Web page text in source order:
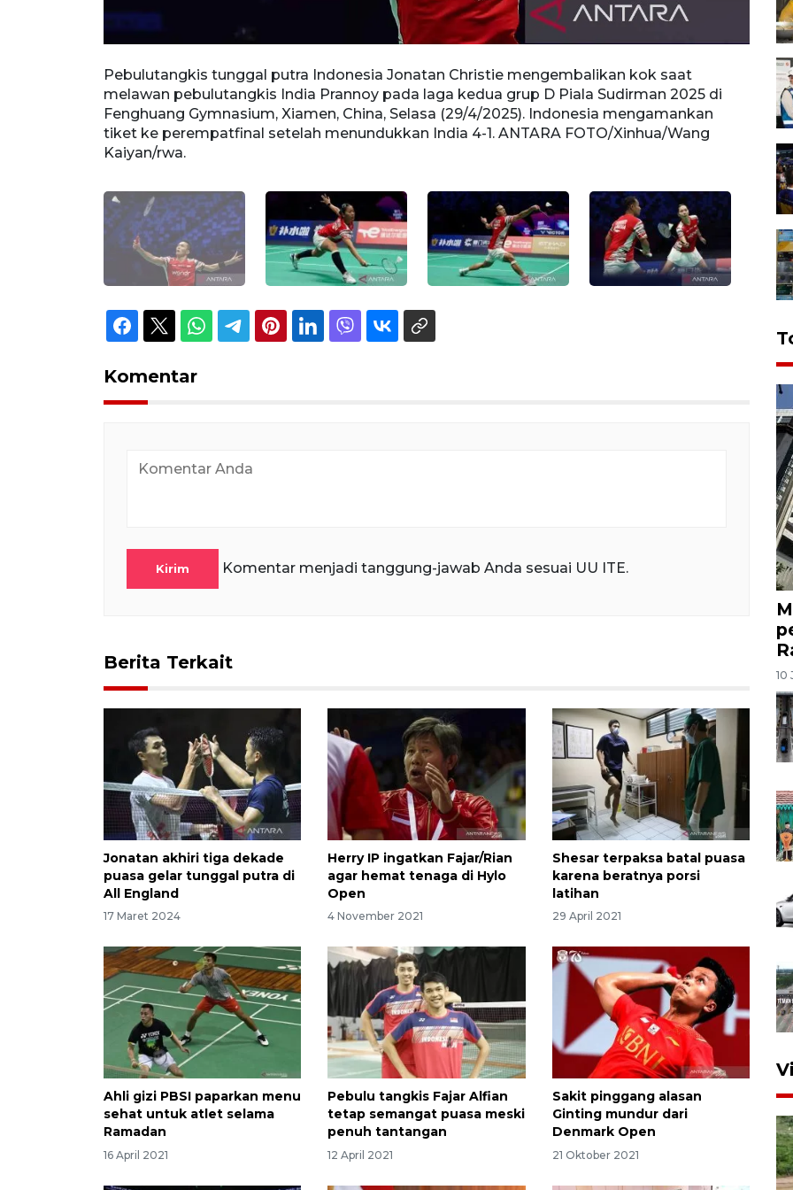
Pebulutangkis tunggal putra Indonesia Jonatan Christie mengembalikan kok saat
melawan pebulutangkis India Prannoy pada laga kedua grup D Piala Sudirman 2025 di
Fenghuang Gymnasium, Xiamen, China, Selasa (29/4/2025). Indonesia mengamankan
tiket ke perempatfinal setelah menundukkan India 4-1. ANTARA FOTO/Xinhua/Wang
Kaiyan/rwa.
Komentar
Kirim Komentar menjadi tanggung-jawab Anda sesuai UU ITE.
Berita Terkait
Jonatan akhiri tiga dekade
puasa gelar tunggal putra di
All England
17 Maret 2024
Herry IP ingatkan Fajar/Rian
agar hemat tenaga di Hylo
Open
4 November 2021
Shesar terpaksa batal puasa
karena beratnya porsi
latihan
29 April 2021
Ahli gizi PBSI paparkan menu
sehat untuk atlet selama
Ramadan
16 April 2021
Pebulu tangkis Fajar Alfian
tetap semangat puasa meski
penuh tantangan
12 April 2021
Sakit pinggang alasan
Ginting mundur dari
Denmark Open
21 Oktober 2021
10